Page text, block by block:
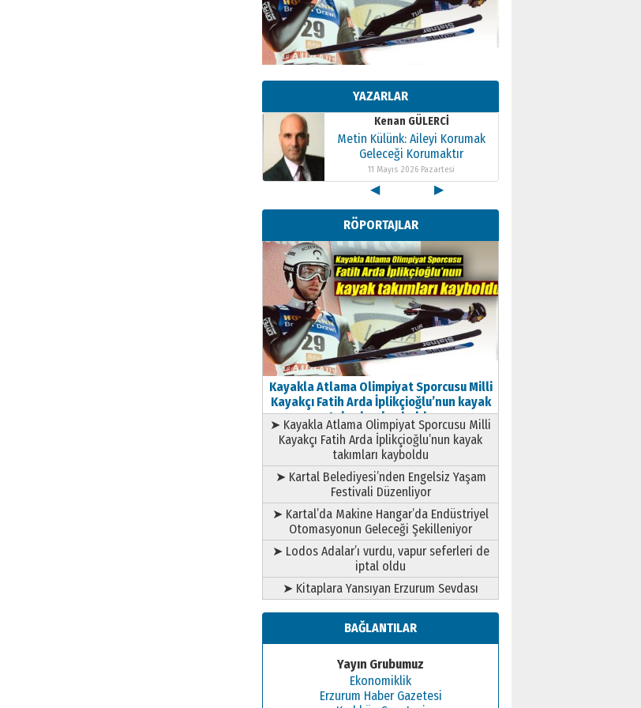
YAZARLAR
Kenan GÜLERCİ
Metin Külünk: Aileyi Korumak
Geleceği Korumaktır
11 Mayıs 2026 Pazartesi
Kenan GÜLERCİ
Metin Külünk: Aileyi Korumak
Geleceği Korumaktır
11 Mayıs 2026 Pazartesi
Kenan GÜLERCİ
Metin Külünk: Aileyi Korumak
Geleceği Korumaktır
11 Mayıs 2026 Pazartesi
◀ ▶
RÖPORTAJLAR
Kayakla Atlama Olimpiyat Sporcusu Milli
Kayakçı Fatih Arda İplikçioğlu’nun kayak
takımları kayboldu
➤ Kayakla Atlama Olimpiyat Sporcusu Milli
Kayakçı Fatih Arda İplikçioğlu’nun kayak
takımları kayboldu
➤ Kartal Belediyesi’nden Engelsiz Yaşam
Festivali Düzenliyor
➤ Kartal’da Makine Hangar’da Endüstriyel
Otomasyonun Geleceği Şekilleniyor
➤ Lodos Adalar’ı vurdu, vapur seferleri de
iptal oldu
➤ Kitaplara Yansıyan Erzurum Sevdası
BAĞLANTILAR
Yayın Grubumuz
Ekonomiklik
Erzurum Haber Gazetesi